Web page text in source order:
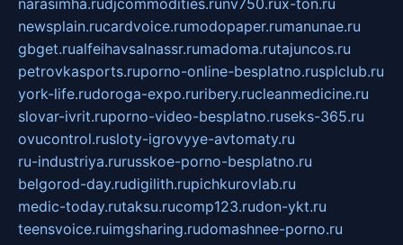
newsplain.rucardvoice.rumodopaper.rumanunae.ru
gbget.rualfeihavsalnassr.rumadoma.rutajuncos.ru
petrovkasports.ruporno-online-besplatno.rusplclub.ru
york-life.rudoroga-expo.ruribery.rucleanmedicine.ru
slovar-ivrit.ruporno-video-besplatno.ruseks-365.ru
ovucontrol.rusloty-igrovyye-avtomaty.ru
ru-industriya.rurusskoe-porno-besplatno.ru
belgorod-day.rudigilith.rupichkurovlab.ru
medic-today.rutaksu.rucomp123.rudon-ykt.ru
teensvoice.ruimgsharing.rudomashnee-porno.ru